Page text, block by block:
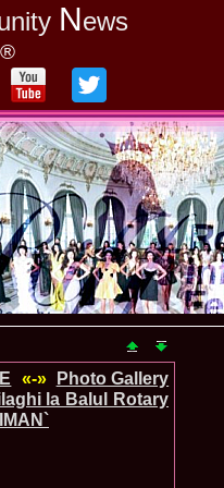
News
«-»
Photo Gallery
la Balul Rotary